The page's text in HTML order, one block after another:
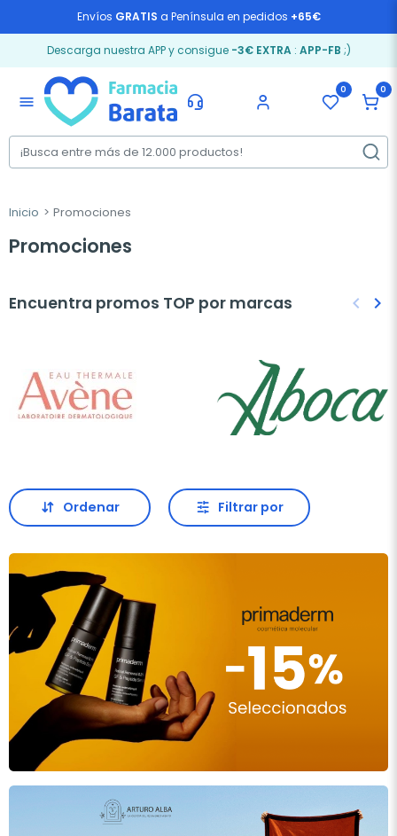
Envíos GRATIS a Península en pedidos +65€
Descarga nuestra APP y consigue -3€ EXTRA: APP-FB ;)
menu
0 0
Inicio Promociones
Promociones
Encuentra promos TOP por marcas keyboard_arrow_left keyboard_arrow_right
Ordenar Filtrar por